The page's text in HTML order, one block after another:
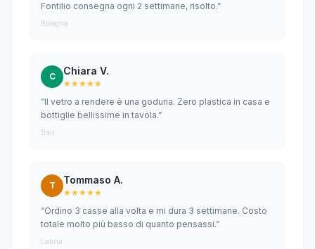
Fontilio consegna ogni 2 settimane, risolto.”
Bologna
C Chiara V.
★★★★★
“Il vetro a rendere è una goduria. Zero plastica in casa e
bottiglie bellissime in tavola.”
Bari
T Tommaso A.
★★★★★
“Ordino 3 casse alla volta e mi dura 3 settimane. Costo
totale molto più basso di quanto pensassi.”
Latina